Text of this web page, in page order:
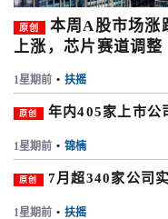
原创
本周A股市场涨
上涨，芯片赛道调整
1星期前 • 扶摇
原创 年内405家上市公
1星期前 • 锦楠
原创 7月超340家公司
1星期前 • 扶摇